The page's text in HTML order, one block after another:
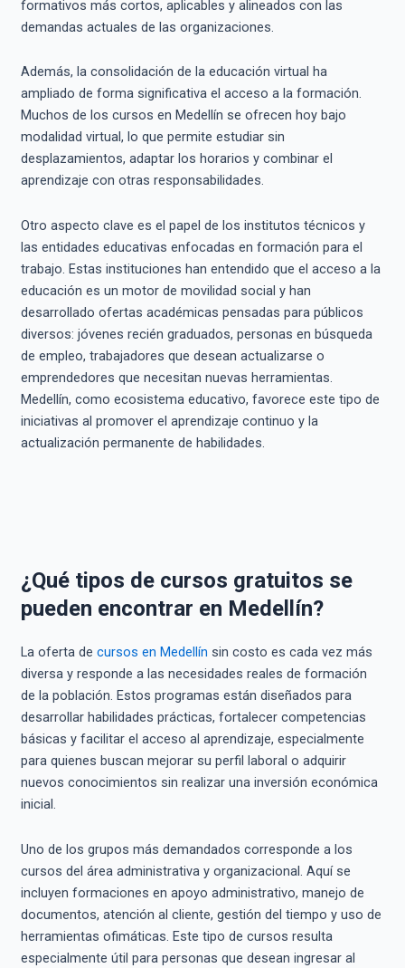
formativos más cortos, aplicables y alineados con las
demandas actuales de las organizaciones.
Además, la consolidación de la educación virtual ha
ampliado de forma significativa el acceso a la formación.
Muchos de los cursos en Medellín se ofrecen hoy bajo
modalidad virtual, lo que permite estudiar sin
desplazamientos, adaptar los horarios y combinar el
aprendizaje con otras responsabilidades.
Otro aspecto clave es el papel de los institutos técnicos y
las entidades educativas enfocadas en formación para el
trabajo. Estas instituciones han entendido que el acceso a la
educación es un motor de movilidad social y han
desarrollado ofertas académicas pensadas para públicos
diversos: jóvenes recién graduados, personas en búsqueda
de empleo, trabajadores que desean actualizarse o
emprendedores que necesitan nuevas herramientas.
Medellín, como ecosistema educativo, favorece este tipo de
iniciativas al promover el aprendizaje continuo y la
actualización permanente de habilidades.
¿Qué tipos de cursos gratuitos se
pueden encontrar en Medellín?
La oferta de cursos en Medellín sin costo es cada vez más
diversa y responde a las necesidades reales de formación
de la población. Estos programas están diseñados para
desarrollar habilidades prácticas, fortalecer competencias
básicas y facilitar el acceso al aprendizaje, especialmente
para quienes buscan mejorar su perfil laboral o adquirir
nuevos conocimientos sin realizar una inversión económica
inicial.
Uno de los grupos más demandados corresponde a los
cursos del área administrativa y organizacional. Aquí se
incluyen formaciones en apoyo administrativo, manejo de
documentos, atención al cliente, gestión del tiempo y uso de
herramientas ofimáticas. Este tipo de cursos resulta
especialmente útil para personas que desean ingresar al